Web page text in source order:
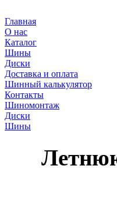
Главная
О нас
Каталог
Шины
Диски
Доставка и оплата
Шинный калькулятор
Контакты
Шиномонтаж
Диски
Шины